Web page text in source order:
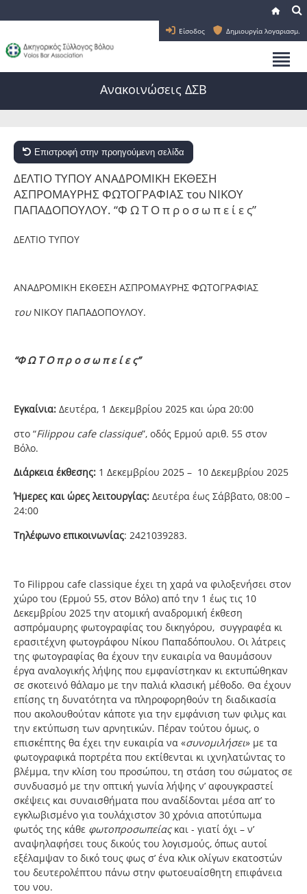
Είσοδος Δημιουργία λογαριασμ.
Ανακοινώσεις ΔΣΒ
Επιστροφή στην προηγούμενη σελίδα
ΔΕΛΤΙΟ ΤΥΠΟΥ ΑΝΑΔΡΟΜΙΚΗ ΕΚΘΕΣΗ
ΑΣΠΡΟΜΑΥΡΗΣ ΦΩΤΟΓΡΑΦΙΑΣ του ΝΙΚΟΥ
ΠΑΠΑΔΟΠΟΥΛΟΥ. “Φ Ω Τ Ο π ρ ο σ ω π ε ί ε ς”
ΔΕΛΤΙΟ ΤΥΠΟΥ
ΑΝΑΔΡΟΜΙΚΗ ΕΚΘΕΣΗ ΑΣΠΡΟΜΑΥΡΗΣ ΦΩΤΟΓΡΑΦΙΑΣ
τουΝΙΚΟΥ ΠΑΠΑΔΟΠΟΥΛΟΥ.
“Φ Ω Τ Ο π ρ ο σ ω π ε ί ε ς”
Εγκαίνια: Δευτέρα, 1 Δεκεμβρίου 2025 και ώρα 20:00
στο “Filippou cafe classique”, οδός Ερμού αριθ. 55 στον
Βόλο.
Διάρκεια έκθεσης: 1 Δεκεμβρίου 2025 – 10 Δεκεμβρίου 2025
Ήμερες και ώρες λειτουργίας: Δευτέρα έως Σάββατο, 08:00 –
24:00
Τηλέφωνο επικοινωνίας: 2421039283.
Το Filippou cafe classique έχει τη χαρά να φιλοξενήσει στον
χώρο του (Ερμού 55, στον Βόλο) από την 1 έως τις 10
Δεκεμβρίου 2025 την ατομική αναδρομική έκθεση
ασπρόμαυρης φωτογραφίας του δικηγόρου, συγγραφέα κι
ερασιτέχνη φωτογράφου Νίκου Παπαδόπουλου. Οι λάτρεις
της φωτογραφίας θα έχουν την ευκαιρία να θαυμάσουν
έργα αναλογικής λήψης που εμφανίστηκαν κι εκτυπώθηκαν
σε σκοτεινό θάλαμο με την παλιά κλασική μέθοδο. Θα έχουν
επίσης τη δυνατότητα να πληροφορηθούν τη διαδικασία
που ακολουθούταν κάποτε για την εμφάνιση των φιλμς και
την εκτύπωση των αρνητικών. Πέραν τούτου όμως, ο
επισκέπτης θα έχει την ευκαιρία να «συνομιλήσει» με τα
φωτογραφικά πορτρέτα που εκτίθενται κι ιχνηλατώντας το
βλέμμα, την κλίση του προσώπου, τη στάση του σώματος σε
συνδυασμό με την οπτική γωνία λήψης ν’ αφουγκραστεί
σκέψεις και συναισθήματα που αναδίδονται μέσα απ’ το
εγκλωβισμένο για τουλάχιστον 30 χρόνια αποτύπωμα
φωτός της κάθε φωτοπροσωπείαςκαι - γιατί όχι – ν’
αναψηλαφήσει τους δικούς του λογισμούς, όπως αυτοί
εξέλαμψαν το δικό τους φως σ’ ένα κλικ ολίγων εκατοστών
του δευτερολέπτου πάνω στην φωτοευαίσθητη επιφάνεια
του νου.